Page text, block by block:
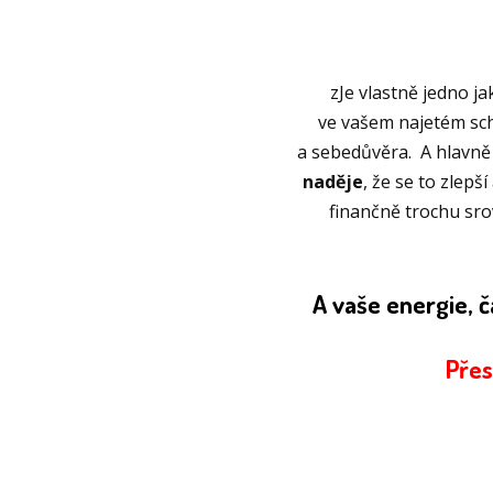
zJe vlastně jedno
ve vašem najetém
a sebedůvěra. A
naděje, že se to zlepší
finančně trochu
A vaše energie,